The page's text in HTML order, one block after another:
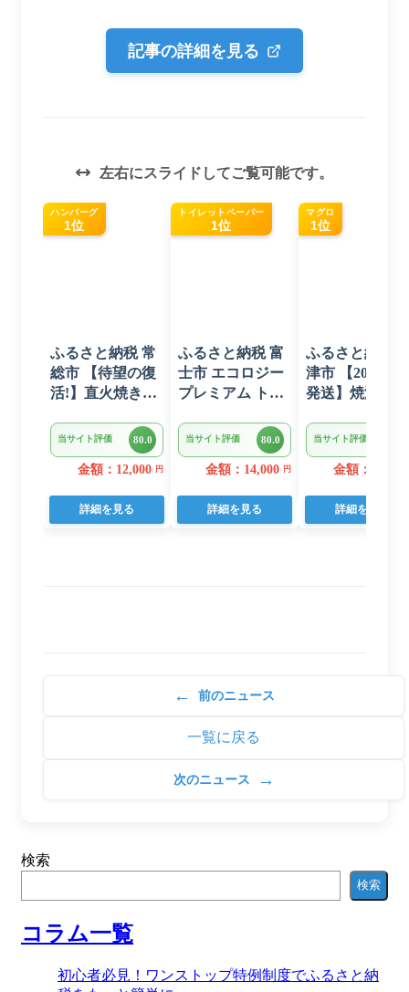
記事の詳細を見る
左右にスライドしてご覧可能です。
ハンバーグ
1位
ふるさと納税 常
総市 【待望の復
活!】直火焼きハ
ラスソース 3kg
22個入り
当サイト評価 80.0
金額：12,000 円
詳細を見る
トイレットペーパー
1位
ふるさと納税 富
士市 エコロジー
プレミアム トイ
ダブル 96ロール
日用品 人気
当サイト評価 80.0
金額：14,000 円
詳細を見る
マグロ
1位
ふるさと納税
津市 【2026年6
発送】焼津 マ
ト F4 ねぎとろ
(a10-875202606)
当サイト評価
金額：11,000
詳細を見る
← 前のニュース
一覧に戻る
次のニュース →
検索
検索
コラム一覧
初心者必見！ワンストップ特例制度でふるさと納